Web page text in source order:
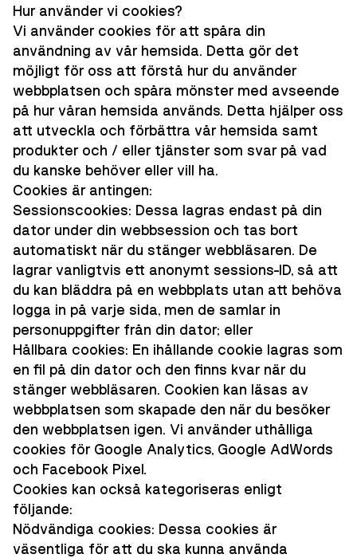
Hur använder vi cookies?
Vi använder cookies för att spåra din
användning av vår hemsida. Detta gör det
möjligt för oss att förstå hur du använder
webbplatsen och spåra mönster med avseende
på hur våran hemsida används. Detta hjälper oss
att utveckla och förbättra vår hemsida samt
produkter och / eller tjänster som svar på vad
du kanske behöver eller vill ha.
Cookies är antingen:
Sessionscookies: Dessa lagras endast på din
dator under din webbsession och tas bort
automatiskt när du stänger webbläsaren. De
lagrar vanligtvis ett anonymt sessions-ID, så att
du kan bläddra på en webbplats utan att behöva
logga in på varje sida, men de samlar in
personuppgifter från din dator; eller
Hållbara cookies: En ihållande cookie lagras som
en fil på din dator och den finns kvar när du
stänger webbläsaren. Cookien kan läsas av
webbplatsen som skapade den när du besöker
den webbplatsen igen. Vi använder uthålliga
cookies för Google Analytics, Google AdWords
och Facebook Pixel.
Cookies kan också kategoriseras enligt
följande:
Nödvändiga cookies: Dessa cookies är
väsentliga för att du ska kunna använda